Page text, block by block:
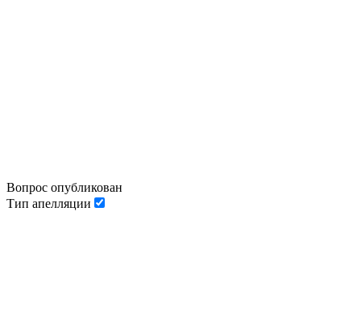
Вопрос опубликован
Тип апелляции